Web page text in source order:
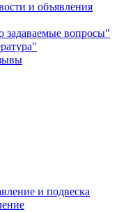
и объявления
задаваемые вопросы"
и подвеска